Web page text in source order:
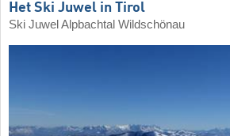
Het Ski Juwel in Tirol
Ski Juwel Alpbachtal Wildschönau